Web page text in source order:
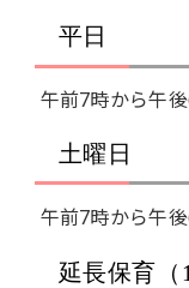
平日
午前7時から午
土曜日
午前7時から午
延長保育（